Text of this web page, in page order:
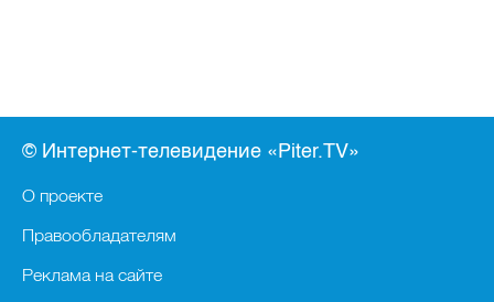
© Интернет-телевидение «Piter.TV»
О проекте
Правообладателям
Реклама на сайте